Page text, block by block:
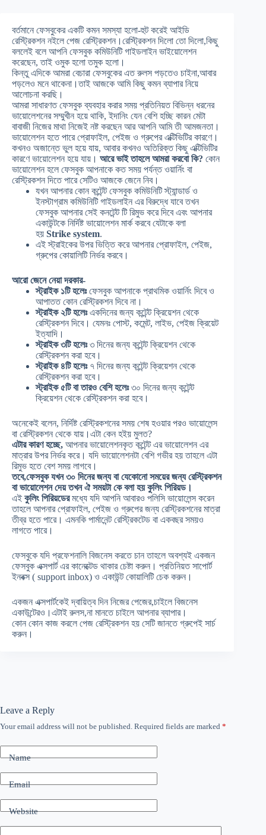
বর্তমানে ফেসবুকের একটি কমন সমস্যা হলো-হুট করেই আইডি
রেস্ট্রিকশন নইলে পেজ রেস্ট্রিকশন।রেস্ট্রিকশন দিলো তো দিলো,কিছু
বললেই বলে আপনি ফেসবুক কমিউনিটি গাইডলাইন ভাইয়োলেশন
করেছেন, তাই ওমুক হলো তমুক হলো।
কিন্তু এদিকে আমরা বেচারা ফেসবুকের এত রুলস পড়তেও চাইনা,আবার
পড়লেও মনে থাকেনা।তাই আজকে আমি কিছু কমন ব্যাপার নিয়ে
আলোচনা করছি।
আমরা সাধারণত ফেসবুক ব্যবহার করার সময় প্রতিনিয়ত বিভিন্ন ধরনের
ভায়োলেশনের সম্মুখীন হয়ে থাকি, ইদানিং যেন বেশি হচ্ছি কারন মেটা
বাবাজী নিজের মাথা নিজেই নষ্ট করছেন আর আপনি আমি তী আমজনতা।
ভায়োলেশন হতে পারে প্রোফাইল, পেইজ ও গ্রুপের এক্টিভিটির কারণে।
কখনও অজান্তে ভুল হয়ে যায়, আবার কখনও অতিরিক্ত কিছু এক্টিভিটির
কারণে ভায়োলেশন হয়ে যায়। আরে ভাই তাহলে আমরা করবো কি? কোন
ভায়োলেশন হলে ফেসবুক আপনাকে কত সময় পর্যন্ত ওয়ার্নিং বা
রেস্ট্রিকশন দিতে পারে সেটিও আজকে জেনে নিব।
যখন আপনার কোন কন্টেন্ট ফেসবুক কমিউনিটি স্ট্যান্ডার্ড ও
ইনস্টাগ্রাম কমিউনিটি গাইডলাইন এর বিরুদ্ধে যাবে তখন
ফেসবুক আপনার সেই কনটেন্ট টি রিমুভ করে দিবে এবং আপনার
একাউন্টকে নির্দিষ্ট ভায়োলেশন মার্ক করবে যেটাকে বলা
হয় Strike system.
এই স্ট্রাইকের উপর ভিত্তি করে আপনার প্রোফাইল, পেইজ,
গ্রুপের কোয়ালিটি নির্ভর করবে।
আরো জেনে নেয়া দরকার-
স্ট্রাইক ১টি হলেঃফেসবুক আপনাকে প্রাথমিক ওয়ার্নিং দিবে ও
আপাতত কোন রেস্ট্রিকশন দিবে না।
স্ট্রাইক ২টি হলেঃএকদিনের জন্য কন্টেন্ট ক্রিয়েশন থেকে
রেস্ট্রিকশন দিবে। যেমনঃ পোস্ট, কমেন্ট, লাইভ, পেইজ ক্রিয়েট
ইত্যাদি।
স্ট্রাইক ৩টি হলেঃ৩ দিনের জন্য কন্টেন্ট ক্রিয়েশন থেকে
রেস্ট্রিকশন করা হবে।
স্ট্রাইক ৪টি হলেঃ৭ দিনের জন্য কন্টেন্ট ক্রিয়েশন থেকে
রেস্ট্রিকশন করা হবে।
স্ট্রাইক ৫টি বা তারও বেশি হলেঃ৩০ দিনের জন্য কন্টেন্ট
ক্রিয়েশন থেকে রেস্ট্রিকশন করা হবে।
অনেকেই বলেন, নির্দিষ্ট রেস্ট্রিকশনের সময় শেষ হওয়ার পরও ভায়োলেন্স
বা রেস্ট্রিকশন থেকে যায়।এটা কেন হইয় মুলত?
এটার কারণ হচ্ছে, আপনার ভায়োলেশনকৃত কন্টেন্ট এর ভায়োলেশন এর
মাত্রার উপর নির্ভর করে। যদি ভায়োলেশনটা বেশি গভীর হয় তাহলে এটা
রিমুভ হতে বেশ সময় লাগবে।
তবে,ফেসবুক যখন ৩০ দিনের জন্য বা যেকোনো সময়ের জন্য রেস্ট্রিকশন
বা ভায়োলেশন দেয় তখন ঐ সময়টা কে বলা হয় কুলিং পিরিয়ড।
এই কুলিং পিরিয়ডেরমধ্যে যদি আপনি আবারও পলিসি ভায়োলেন্স করেন
তাহলে আপনার প্রোফাইল, পেইজ ও গ্রুপের জন্য রেস্ট্রিকশনের মাত্রা
তীব্র হতে পারে। এমনকি পার্মানেন্ট রেস্ট্রিকটেড বা একবছর সময়ও
লাগতে পারে।
ফেসবুকে যদি প্রফেশনালি বিজনেস করতে চান তাহলে অবশ্যই একজন
ফেসবুক এক্সপার্ট এর কানেক্টেড থাকার চেষ্টা করুন। প্রতিনিয়ত সাপোর্ট
ইনবক্স ( support inbox) ও একাউন্ট কোয়ালিটি চেক করুন।
একজন এক্সপার্টকেই দ্বায়িত্ব দিন নিজের পেজের,চাইলে বিজনেস
একাউন্টেরও।এটাই রুলস,না মানতে চাইলে আপনার ব্যাপার।
কোন কোন কাজ করলে পেজ রেস্ট্রিকশন হয় সেটি জানতে গ্রুপেই সার্চ
করুন।
Leave a Reply
Your email address will not be published. Required fields are marked *
Name
Email
Website